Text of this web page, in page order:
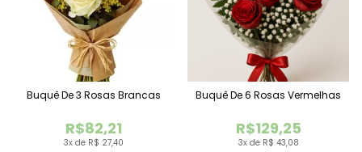
3x de R$ 27,40
R$82,21
Buquê De 3 Rosas Brancas
3x de R$ 43,08
R$129,25
Buquê De 6 Rosas Vermelhas